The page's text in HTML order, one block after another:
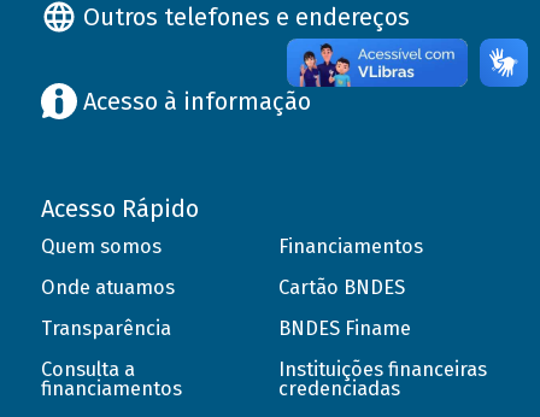
Outros telefones e endereços
Acesso à informação
Acesso Rápido
Quem somos
Onde atuamos
Transparência
Consulta a
financiamentos
Financiamentos
Cartão BNDES
BNDES Finame
Instituições financeiras
credenciadas